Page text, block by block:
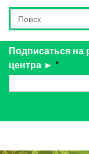
Форма
Подписаться на
центра ► *